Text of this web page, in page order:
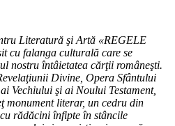
Literatură şi Artă «REGELE
cu falanga culturală care se
nostru întâietatea cărţii româneşti.
Divine, Opera Sfântului
Vechiului şi ai Noului Testament,
monument literar, un cedru din
rădăcini înfipte în stâncile